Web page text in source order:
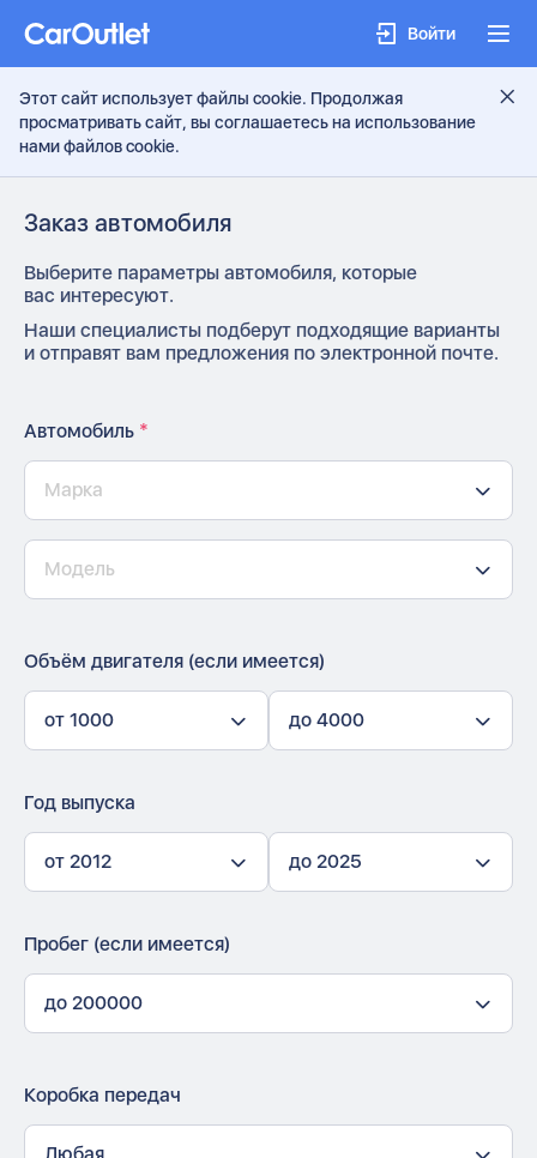
Войти
Этот сайт использует файлы cookie. Продолжая
просматривать сайт, вы соглашаетесь на использование
нами файлов cookie.
Заказ автомобиля
Выберите параметры автомобиля, которые
вас интересуют.
Наши специалисты подберут подходящие варианты
и отправят вам предложения по электронной почте.
Автомобиль *
Марка
Модель
Объём двигателя (если имеется)
от 1000 до 4000
Год выпуска
от 2012 до 2025
Пробег (если имеется)
до 200000
Коробка передач